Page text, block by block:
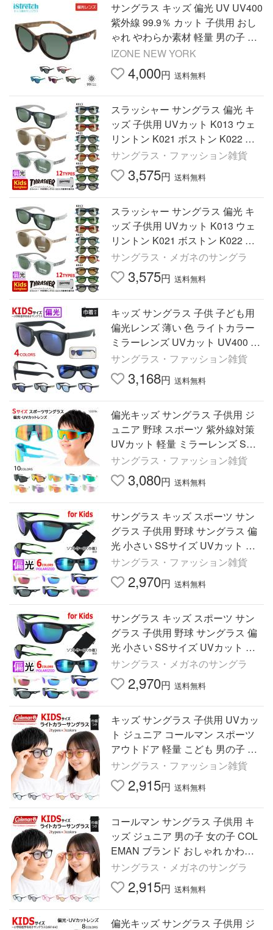
サングラス キッズ 偏光 UV UV400
紫外線 99.9％ カット 子供用 おし
ゃれ やわらか素材 軽量 男の子 女
の子 釣り ジュニア IZONE NEW Y
ORK iStretch P709 爆買
IZONE NEW YORK
4,000円 送料無料
スラッシャー サングラス 偏光 キ
ッズ 子供用 UVカット K013 ウェ
リントン K021 ボストン K022 ス
クエア セルフレーム スポーツ 釣
り ゆうパケット 送料無料
サングラス・ファッション雑貨
3,575円 送料無料
スラッシャー サングラス 偏光 キ
ッズ 子供用 UVカット K013 ウェ
リントン K021 ボストン K022 ス
クエア セルフレーム スポーツ 釣
り ゆうパケット 送料無料
サングラス・メガネのサングラ
3,575円 送料無料
キッズ サングラス 子供 子ども用
偏光レンズ 薄い 色 ライトカラー
ミラーレンズ UVカット UV400 KS
60 ウェリントン お出かけ レジャ
ー 旅行 紫外線対策
サングラス・ファッション雑貨
3,168円 送料無料
偏光キッズ サングラス 子供用 ジ
ュニア 野球 スポーツ 紫外線対策
UVカット 軽量 ミラーレンズ Sサ
イズ 小学生 アウトドア レジャー
ギフト プレゼント 1009k
サングラス・ファッション雑貨
3,080円 送料無料
サングラス キッズ スポーツ サン
グラス 子供用 野球 サングラス 偏
光 小さい SSサイズ UVカット ゴ
ルフ 自転車 マラソン 男の子 女の
子 sgs020k ミラーレンズ
サングラス・ファッション雑貨
2,970円 送料無料
サングラス キッズ スポーツ サン
グラス 子供用 野球 サングラス 偏
光 小さい SSサイズ UVカット ゴ
ルフ 自転車 マラソン 男の子 女の
子 sgs020k ミラーレンズ
サングラス・メガネのサングラ
2,970円 送料無料
キッズ サングラス 子供用 UVカッ
ト ジュニア コールマン スポーツ
アウトドア 軽量 こども 男の子 女
の子 [ COLEMAN CKS07 CKS08
サングラス・ファッション雑貨
2,915円 送料無料
コールマン サングラス 子供用 キ
ッズ ジュニア 男の子 女の子 COL
EMAN ブランド おしゃれ かわい
い 薄い色 ライトカラー UVカット
ゆうパケット送料無料
サングラス・メガネのサングラ
2,915円 送料無料
偏光キッズ サングラス 子供用 ジ